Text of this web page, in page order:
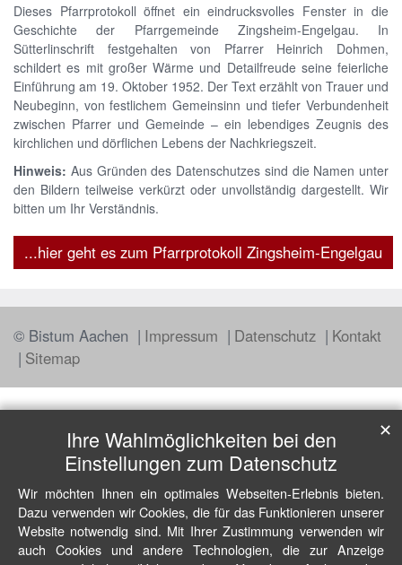
Dieses Pfarrprotokoll öffnet ein eindrucksvolles Fenster in die
Geschichte der Pfarrgemeinde Zingsheim-Engelgau. In
Sütterlinschrift festgehalten von Pfarrer Heinrich Dohmen,
schildert es mit großer Wärme und Detailfreude seine feierliche
Einführung am 19. Oktober 1952. Der Text erzählt von Trauer und
Neubeginn, von festlichem Gemeinsinn und tiefer Verbundenheit
zwischen Pfarrer und Gemeinde – ein lebendiges Zeugnis des
kirchlichen und dörflichen Lebens der Nachkriegszeit.
Hinweis: Aus Gründen des Datenschutzes sind die Namen unter
den Bildern teilweise verkürzt oder unvollständig dargestellt. Wir
bitten um Ihr Verständnis.
...hier geht es zum Pfarrprotokoll Zingsheim-Engelgau
© Bistum Aachen Impressum Datenschutz
Kontakt
Sitemap
Ihre Wahlmöglichkeiten bei den
Einstellungen zum Datenschutz
Wir möchten Ihnen ein optimales Webseiten-Erlebnis bieten.
Dazu verwenden wir Cookies, die für das Funktionieren unserer
Website notwendig sind. Mit Ihrer Zustimmung verwenden wir
auch Cookies und andere Technologien, die zur Anzeige
✕